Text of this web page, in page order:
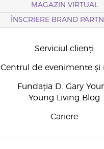
MAGAZIN VIRTUAL
ÎNSCRIERE BRAND
Serviciul clienți
Centrul de evenimente și
Fundația D. Gary
Young Living Blog
Cariere